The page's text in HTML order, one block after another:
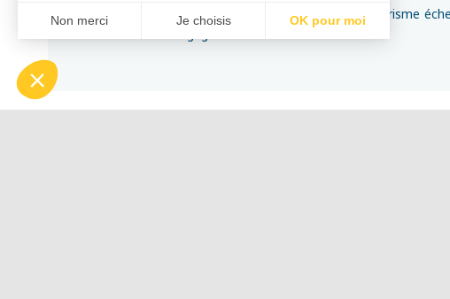
En janvier 2021, j’ai été décorée de la Médaille du Tourisme
Non merci Je choisis OK pour moi
Notre plateforme vous permet d'adapter et de gérer vos